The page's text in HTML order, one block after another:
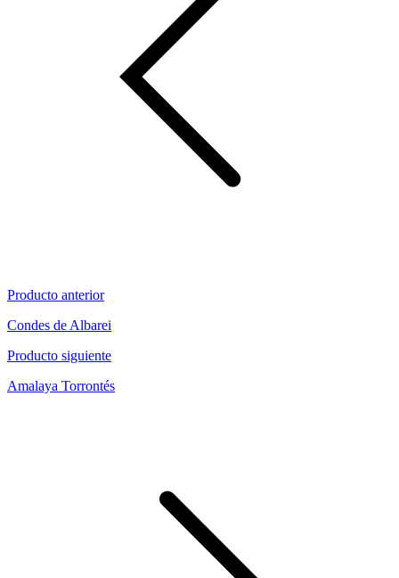
Producto anterior
Condes de Albarei
Producto siguiente
Amalaya Torrontés